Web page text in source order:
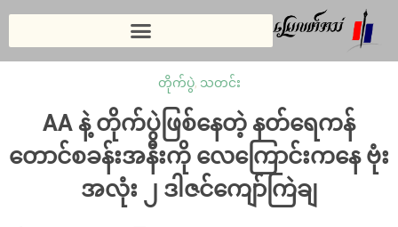
တိုက်ပွဲ, သတင်း
AA နဲ့ တိုက်ပွဲဖြစ်နေတဲ့ နတ်ရေကန်
တောင်စခန်းအနီးကို လေကြောင်းကနေ ဗုံး
အလုံး ၂ ဒါဇင်ကျော်ကြဲချ